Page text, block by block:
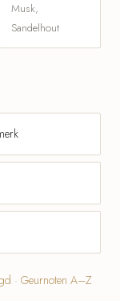
Musk,
Sandelhout
· Geurnoten A–Z